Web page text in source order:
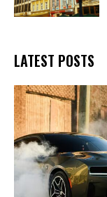
LATEST POSTS